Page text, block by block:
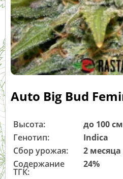
Auto Big Bud
Высота:
до 100 см
Генотип:
Indica
Сбор урожая:
2 месяца
Содержание
ТГК:
24%